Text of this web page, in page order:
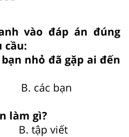
vào đáp án đúng
cầu:
nhỏ đã gặp ai đến
các bạn
làm gì?
tập viết